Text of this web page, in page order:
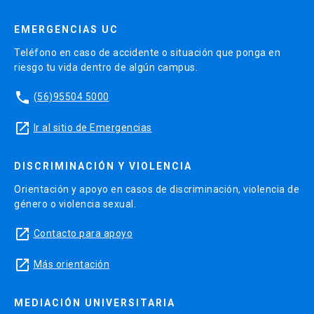
EMERGENCIAS UC
Teléfono en caso de accidente o situación que ponga en
riesgo tu vida dentro de algún campus.
phone (56)95504 5000
launch Ir al sitio de Emergencias
DISCRIMINACIÓN Y VIOLENCIA
Orientación y apoyo en casos de discriminación, violencia de
género o violencia sexual.
launch Contacto para apoyo
launch Más orientación
MEDIACIÓN UNIVERSITARIA